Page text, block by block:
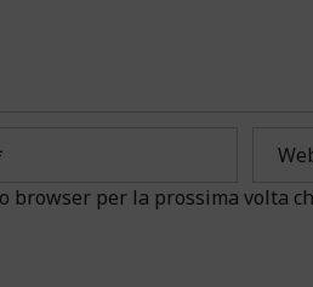
browser per la prossima volta